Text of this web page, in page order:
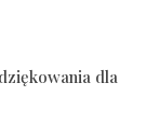
dla